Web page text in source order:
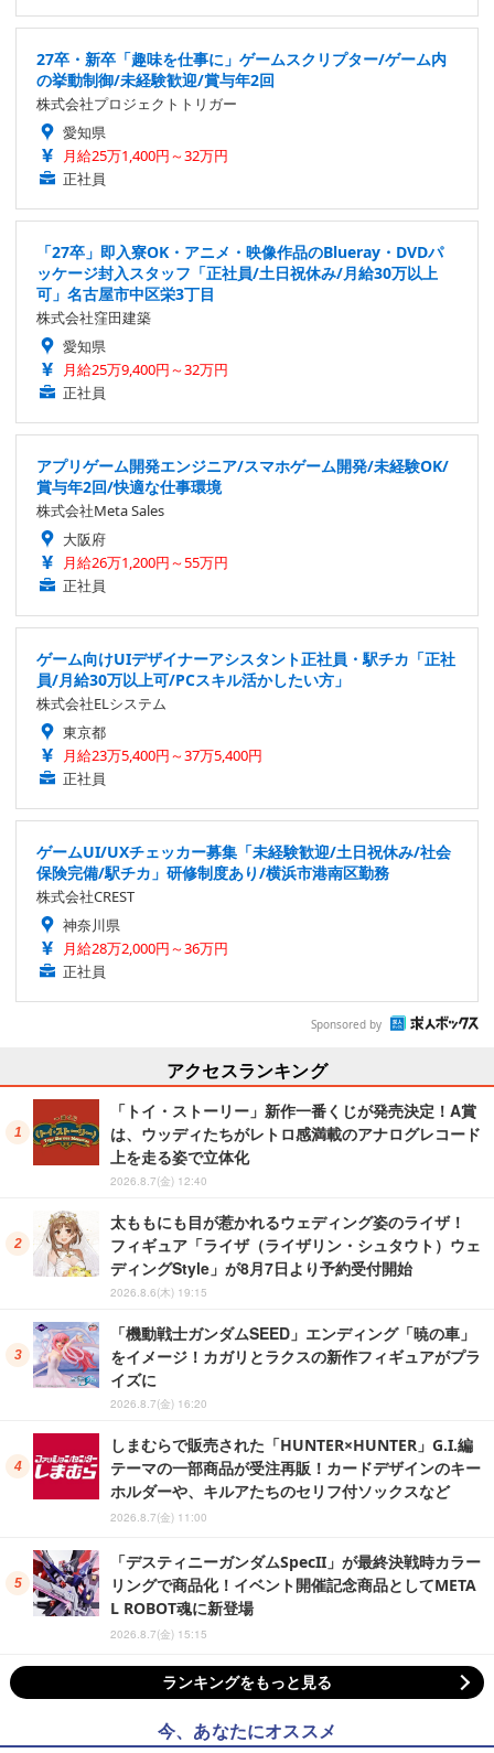
27卒・新卒「趣味を仕事に」ゲームスクリプター/ゲーム内
の挙動制御/未経験歓迎/賞与年2回
株式会社プロジェクトトリガー
愛知県
月給25万1,400円～32万円
正社員
「27卒」即入寮OK・アニメ・映像作品のBlueray・DVDパ
ッケージ封入スタッフ「正社員/土日祝休み/月給30万以上
可」名古屋市中区栄3丁目
株式会社窪田建築
愛知県
月給25万9,400円～32万円
正社員
アプリゲーム開発エンジニア/スマホゲーム開発/未経験OK/
賞与年2回/快適な仕事環境
株式会社Meta Sales
大阪府
月給26万1,200円～55万円
正社員
ゲーム向けUIデザイナーアシスタント正社員・駅チカ「正社
員/月給30万以上可/PCスキル活かしたい方」
株式会社ELシステム
東京都
月給23万5,400円～37万5,400円
正社員
ゲームUI/UXチェッカー募集「未経験歓迎/土日祝休み/社会
保険完備/駅チカ」研修制度あり/横浜市港南区勤務
株式会社CREST
神奈川県
月給28万2,000円～36万円
正社員
Sponsored by
アクセスランキング
「トイ・ストーリー」新作一番くじが発売決定！A賞
は、ウッディたちがレトロ感満載のアナログレコード
上を走る姿で立体化
2026.8.7(金) 12:40
太ももにも目が惹かれるウェディング姿のライザ！
フィギュア「ライザ（ライザリン・シュタウト）ウェ
ディングStyle」が8月7日より予約受付開始
2026.8.6(木) 19:15
「機動戦士ガンダムSEED」エンディング「暁の車」
をイメージ！カガリとラクスの新作フィギュアがプラ
イズに
2026.8.7(金) 16:20
しまむらで販売された「HUNTER×HUNTER」G.I.編
テーマの一部商品が受注再販！カードデザインのキー
ホルダーや、キルアたちのセリフ付ソックスなど
2026.8.7(金) 11:00
「デスティニーガンダムSpecII」が最終決戦時カラー
リングで商品化！イベント開催記念商品としてMETA
L ROBOT魂に新登場
2026.8.7(金) 15:15
ランキングをもっと見る
今、あなたにオススメ